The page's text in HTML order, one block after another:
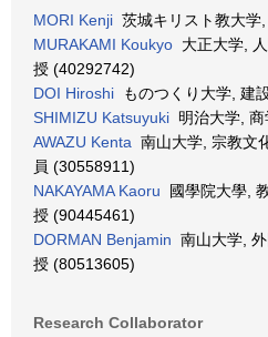
MORI Kenji 茨城キリスト教大
MURAKAMI Koukyo 大正大学,
授 (40292742)
DOI Hiroshi ものつくり大学, 建
SHIMIZU Katsuyuki 明治大学,
AWAZU Kenta 南山大学, 宗教文
員 (30558911)
NAKAYAMA Kaoru 國學院大學,
授 (90445461)
DORMAN Benjamin 南山大学,
授 (80513605)
Research Collaborator